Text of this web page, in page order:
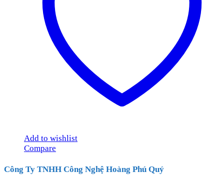
Add to wishlist
Compare
Công Ty TNHH Công Nghệ Hoàng Phú Quý